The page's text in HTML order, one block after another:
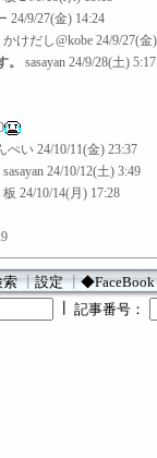
24/9/27(金) 14:24
かけだし@kobe 24/9/27(金
sasayan 24/9/28(土) 5:17
ぺい 24/10/11(金) 23:37
sasayan 24/10/12(土) 3:49
板 24/10/14(月) 17:28
索┃設定┃◆FaceBook
記事番号：